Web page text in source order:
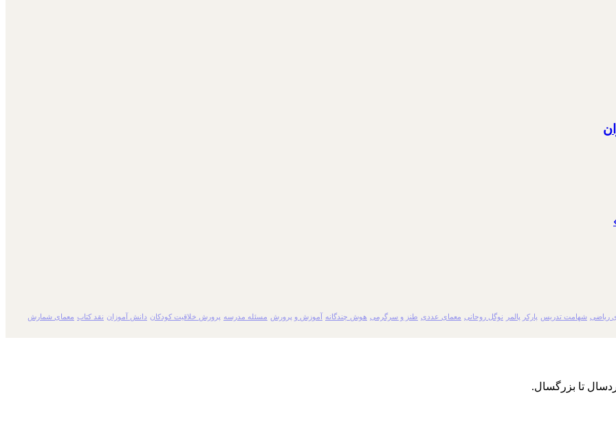
ریاضی شهامت تدریس پارکر پالمر نوگل روحانی معمای عددی طنز و سرگرمی هوش چندگانه آموزش و پرورش مسئله مدرسه پرورش خلاقیت کودکان دانش آموزان نقد کتاب معمای شمارش
تا بزرگسال.